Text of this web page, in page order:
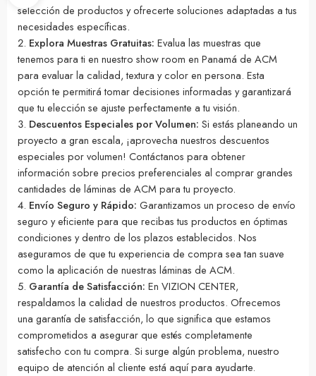
selección de productos y ofrecerte soluciones adaptadas a tus
necesidades específicas.
Explora Muestras Gratuitas: Evalua las muestras que
tenemos para ti en nuestro show room en Panamá de ACM
para evaluar la calidad, textura y color en persona. Esta
opción te permitirá tomar decisiones informadas y garantizará
que tu elección se ajuste perfectamente a tu visión.
Descuentos Especiales por Volumen: Si estás planeando un
proyecto a gran escala, ¡aprovecha nuestros descuentos
especiales por volumen! Contáctanos para obtener
información sobre precios preferenciales al comprar grandes
cantidades de láminas de ACM para tu proyecto.
Envío Seguro y Rápido: Garantizamos un proceso de envío
seguro y eficiente para que recibas tus productos en óptimas
condiciones y dentro de los plazos establecidos. Nos
aseguramos de que tu experiencia de compra sea tan suave
como la aplicación de nuestras láminas de ACM.
Garantía de Satisfacción: En VIZION CENTER,
respaldamos la calidad de nuestros productos. Ofrecemos
una garantía de satisfacción, lo que significa que estamos
comprometidos a asegurar que estés completamente
satisfecho con tu compra. Si surge algún problema, nuestro
equipo de atención al cliente está aquí para ayudarte.